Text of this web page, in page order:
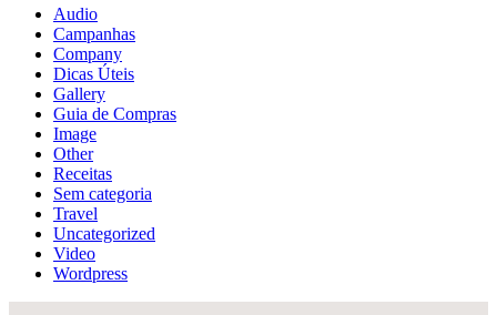
Audio
Campanhas
Company
Dicas Úteis
Gallery
Guia de Compras
Image
Other
Receitas
Sem categoria
Travel
Uncategorized
Video
Wordpress